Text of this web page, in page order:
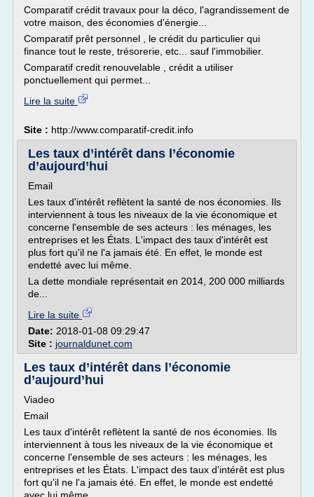
Comparatif crédit travaux pour la déco, l'agrandissement de
votre maison, des économies d'énergie...
Comparatif prêt personnel , le crédit du particulier qui
finance tout le reste, trésorerie, etc... sauf l'immobilier.
Comparatif credit renouvelable , crédit a utiliser
ponctuellement qui permet...
Lire la suite
Site : http://www.comparatif-credit.info
Les taux d’intérêt dans l’économie
d’aujourd’hui
Email
Les taux d'intérêt reflètent la santé de nos économies. Ils
interviennent à tous les niveaux de la vie économique et
concerne l'ensemble de ses acteurs : les ménages, les
entreprises et les États. L'impact des taux d'intérêt est
plus fort qu'il ne l'a jamais été. En effet, le monde est
endetté avec lui même.
La dette mondiale représentait en 2014, 200 000 milliards
de...
Lire la suite
Date: 2018-01-08 09:29:47
Site : journaldunet.com
Les taux d’intérêt dans l’économie
d’aujourd’hui
Viadeo
Email
Les taux d'intérêt reflètent la santé de nos économies. Ils
interviennent à tous les niveaux de la vie économique et
concerne l'ensemble de ses acteurs : les ménages, les
entreprises et les États. L'impact des taux d'intérêt est plus
fort qu'il ne l'a jamais été. En effet, le monde est endetté